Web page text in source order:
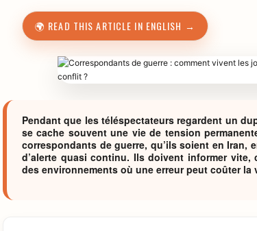
🌍 READ THIS ARTICLE IN ENGLISH →
Pendant que les téléspectateurs regardent un
se cache souvent une vie de tension
correspondants de guerre, qu’ils soient en Iran,
d’alerte quasi continu. Ils doivent informer
des environnements où une erreur peut coûter la